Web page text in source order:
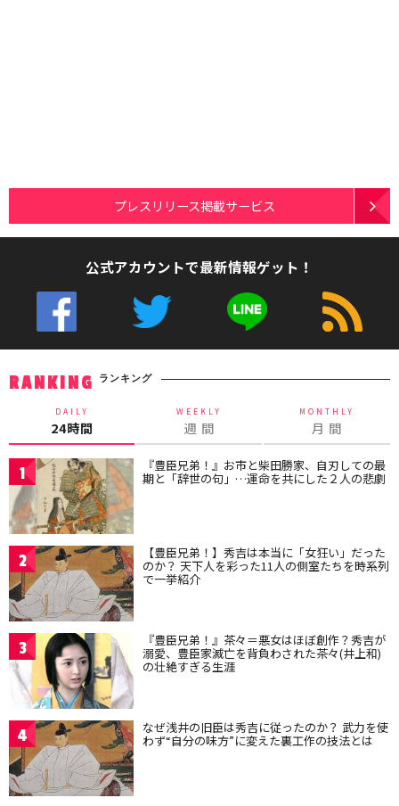
プレスリリース掲載サービス
公式アカウントで最新情報ゲット！
RANKING ランキング
DAILY
24時間
WEEKLY
週 間
MONTHLY
月 間
1 『豊臣兄弟！』お市と柴田勝家、自刃しての最
期と「辞世の句」…運命を共にした２人の悲劇
2 【豊臣兄弟！】秀吉は本当に「女狂い」だった
のか？ 天下人を彩った11人の側室たちを時系列
で一挙紹介
3 『豊臣兄弟！』茶々＝悪女はほぼ創作？秀吉が
溺愛、豊臣家滅亡を背負わされた茶々(井上和)
の壮絶すぎる生涯
4 なぜ浅井の旧臣は秀吉に従ったのか？ 武力を使
わず“自分の味方”に変えた裏工作の技法とは